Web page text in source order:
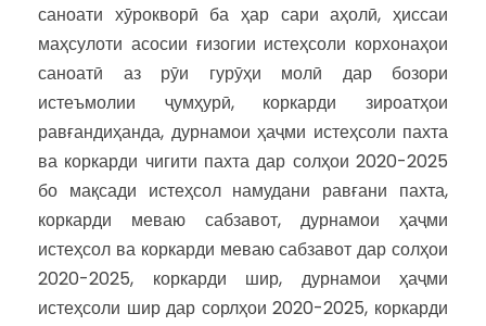
саноати хӯрокворӣ ба ҳар сари аҳолӣ, ҳиссаи
маҳсулоти асосии ғизогии истеҳсоли корхонаҳои
саноатӣ аз рӯи гурӯҳи молӣ дар бозори
истеъмолии ҷумҳурӣ, коркарди зироатҳои
равғандиҳанда, дурнамои ҳаҷми истеҳсоли пахта
ва коркарди чигити пахта дар солҳои 2020-2025
бо мақсади истеҳсол намудани равғани пахта,
коркарди меваю сабзавот, дурнамои ҳаҷми
истеҳсол ва коркарди меваю сабзавот дар солҳои
2020-2025, коркарди шир, дурнамои ҳаҷми
истеҳсоли шир дар сорлҳои 2020-2025, коркарди